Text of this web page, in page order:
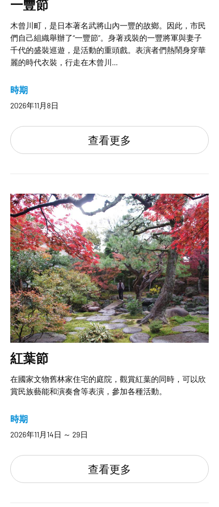
一豐節
木曾川町，是日本著名武將山內一豐的故鄉。因此，市民
們自己組織舉辦了“一豐節”。身著戎裝的一豐將軍與妻子
千代的盛裝巡遊，是活動的重頭戲。表演者們熱鬧身穿華
麗的時代衣裝，行走在木曾川...
時期
2026年11月8日
查看更多
紅葉節
在國家文物舊林家住宅的庭院，觀賞紅葉的同時，可以欣
賞民族藝能和演奏會等表演，參加各種活動。
時期
2026年11月14日 ～ 29日
查看更多